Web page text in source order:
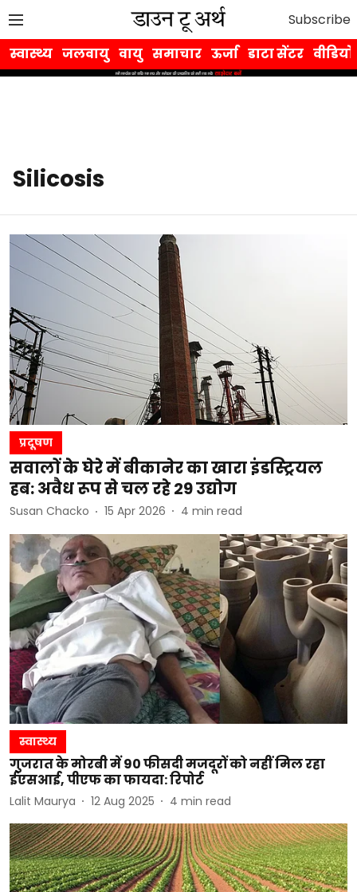
Subscribe
स्वास्थ्य जलवायु वायु समाचार ऊर्जा डाटा सेंटर वीडियो
Silicosis
प्रदूषण
सवालों के घेरे में बीकानेर का खारा इंडस्ट्रियल
हब: अवैध रूप से चल रहे 29 उद्योग
Susan Chacko 15 Apr 2026 4 min read
स्वास्थ्य
गुजरात के मोरबी में 90 फीसदी मजदूरों को नहीं मिल रहा
ईएसआई, पीएफ का फायदा: रिपोर्ट
Lalit Maurya 12 Aug 2025 4 min read